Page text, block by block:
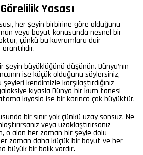
Yasası
her şeyin birbirine göre olduğunu
veya boyut konusunda nesnel bir
çünkü bu kavramlara dair
şeyin büyüklüğünü düşünün. Dünya’nın
ise küçük olduğunu söylersiniz,
kendimizle karşılaştırdığınız
kıyasla Dünya bir kum tanesi
kıyasla ise bir karınca çok büyüktür.
bir sınır yok çünkü uzay sonsuz. Ne
veya uzaklaştırırsanız
o alan her zaman bir şeyle dolu
zaman daha küçük bir boyut ve her
büyük bir balık vardır.